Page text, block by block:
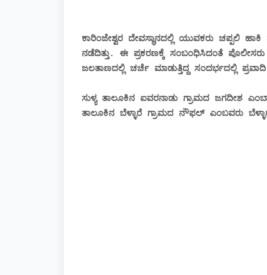
ಕಾರಿಂಜೇಶ್ವರ ದೇವಸ್ಥಾನದಲ್ಲಿ ಯುವಕರು ಚಪ್ಪಲಿ
ನಡೆದಿತ್ತು. ಈ ಪ್ರಕರಣಕ್ಕೆ ಸಂಬಂಧಿಸಿದಂತೆ
ಜಲತಾಣದಲ್ಲಿ ಚರ್ಚೆ ಮಾಡುತ್ತಿದ್ದ ಸಂದರ್ಭದಲ್ಲಿ
ಸುಳ್ಯ ತಾಲೂಕಿನ ಐವರನಾಡು ಗ್ರಾಮದ ಜಗದೀಶ
ತಾಲೂಕಿನ ಬೆಳ್ಳಾರೆ ಗ್ರಾಮದ ನೌಫಲ್ ಎಂಬವರು